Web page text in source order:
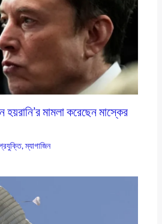
মামলা করেছেন মাস্কের
,ম্যাগাজিন